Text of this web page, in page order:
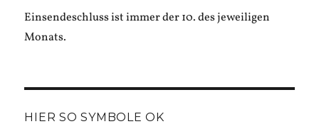
Einsendeschluss ist immer der 10. des jeweiligen
Monats.
HIER SO SYMBOLE OK